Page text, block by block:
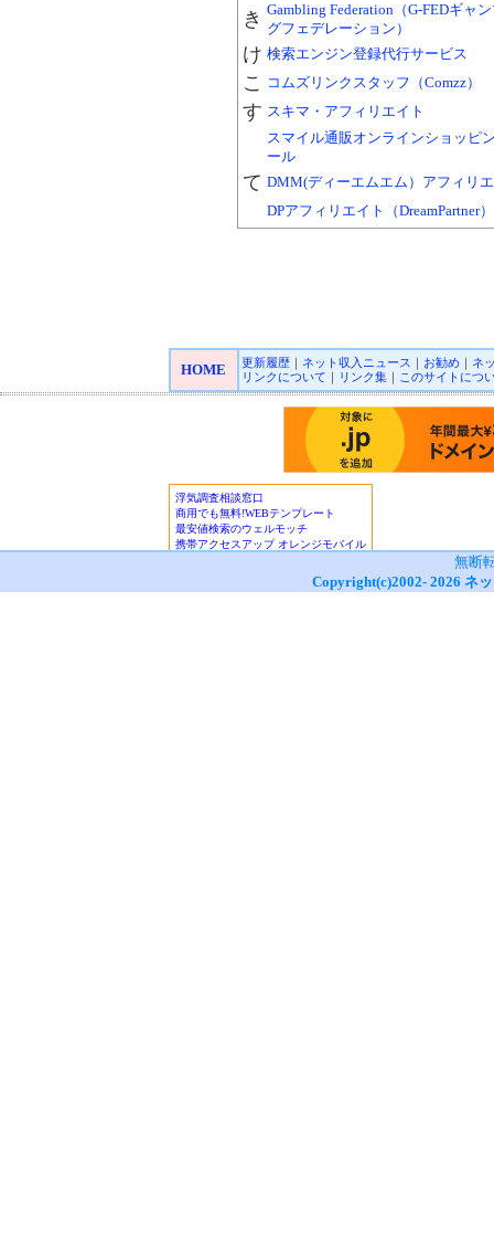
き Gambling Federation（G-FEDギャ
グフェデレーション）
け 検索エンジン登録代行サービス
こ コムズリンクスタッフ（Comzz）
す スキマ・アフィリエイト
スマイル通販オンラインショッピ
ール
て DMM(ディーエムエム）アフィリ
DPアフィリエイト（DreamPartner）
HOME 更新履歴｜ ネット収入ニュース ｜ お勧め｜ ネ
リンクについて ｜ リンク集｜ このサイトにつ
無断
Copyright(c)2002- 2026 ネ